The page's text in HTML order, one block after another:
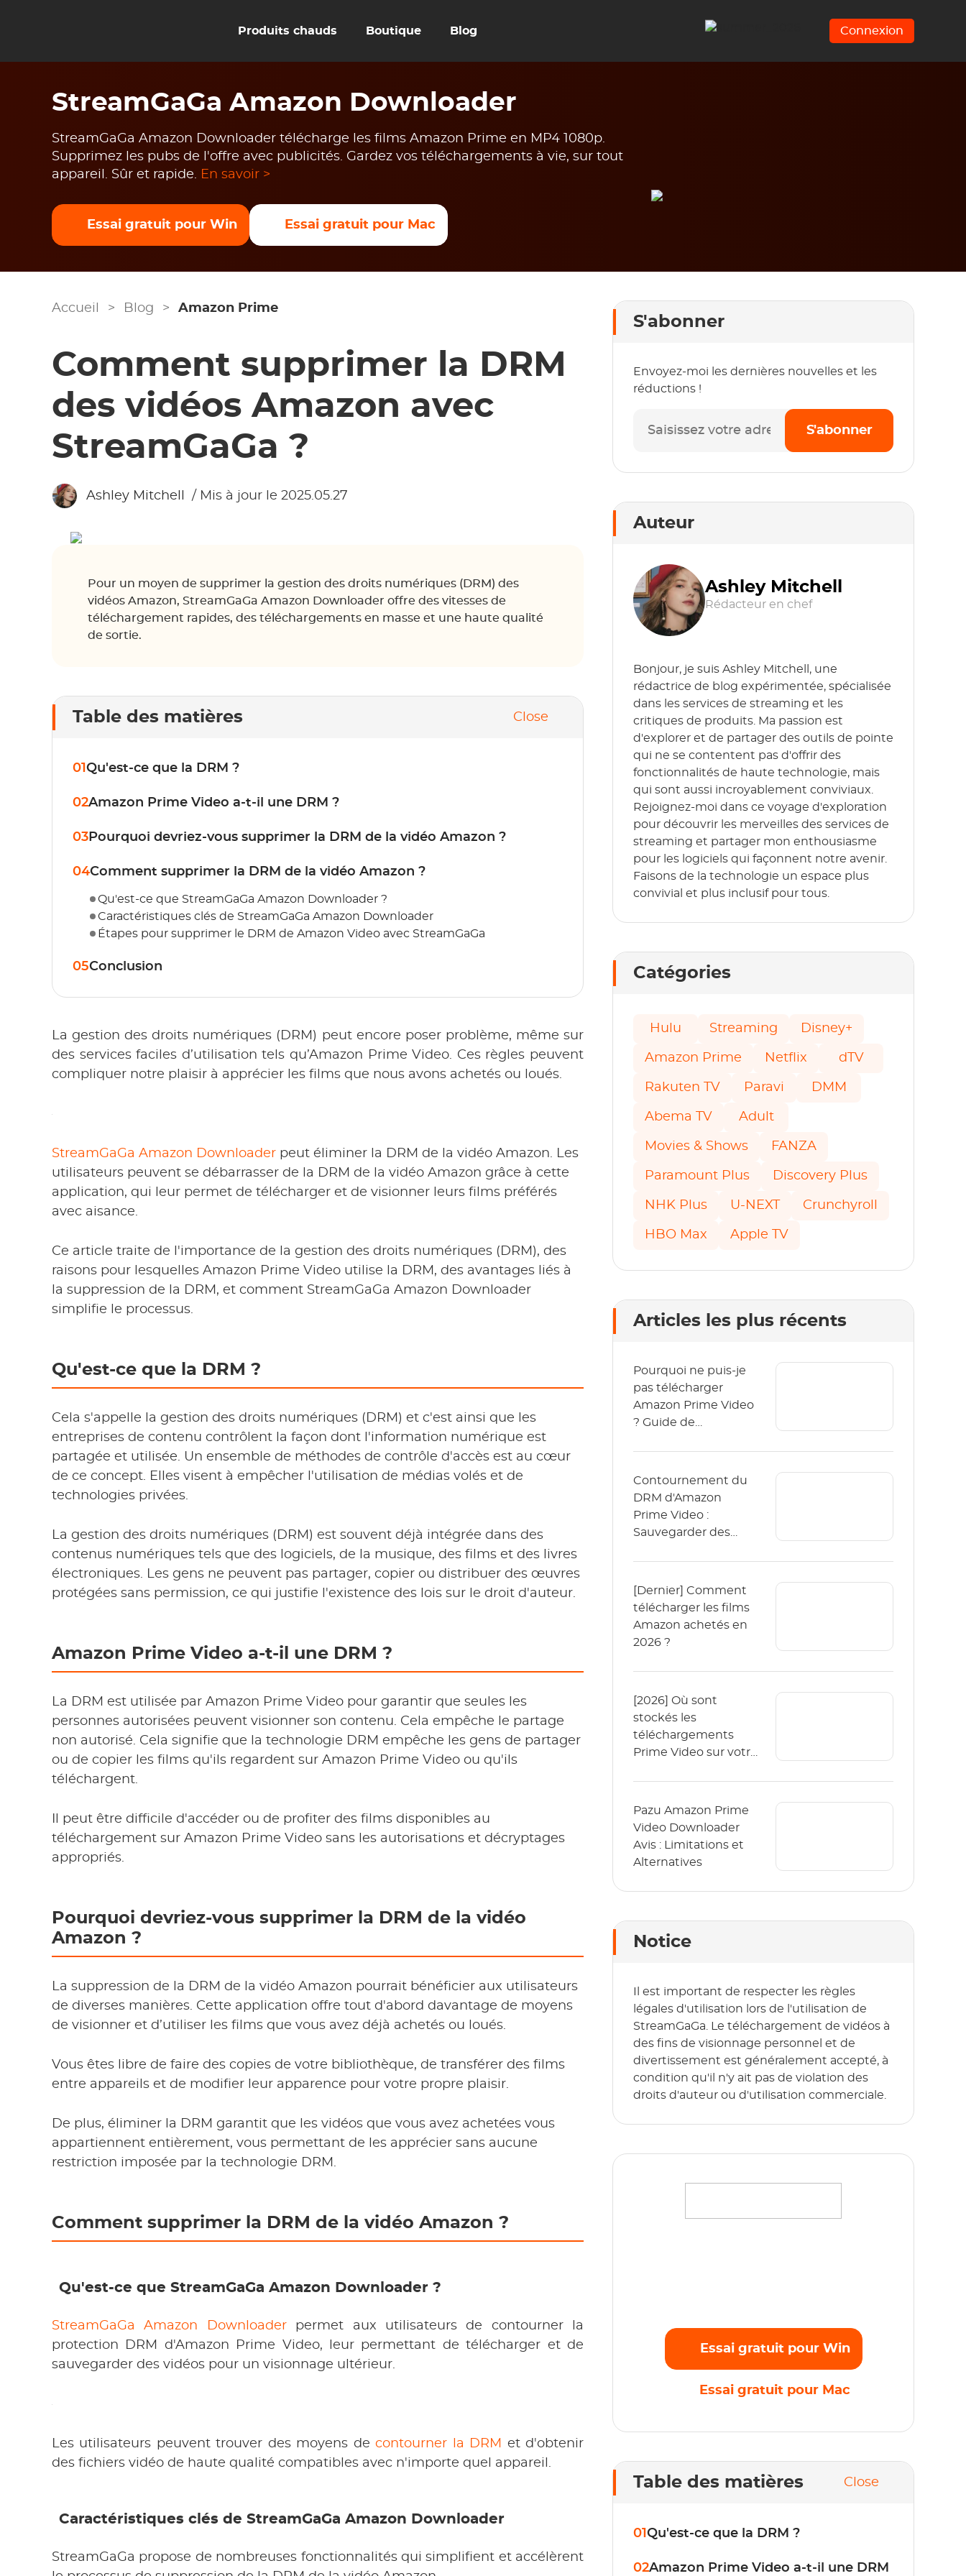
Produits chauds Boutique Blog Connexion
StreamGaGa Amazon Downloader
StreamGaGa Amazon Downloader télécharge les films Amazon Prime en MP4 1080p.
Supprimez les pubs de l'offre avec publicités. Gardez vos téléchargements à vie, sur tout
appareil. Sûr et rapide. En savoir >
Essai gratuit pour Win Essai gratuit pour Mac
Accueil > Blog > Amazon Prime
Comment supprimer la DRM
des vidéos Amazon avec
StreamGaGa ?
Ashley Mitchell / Mis à jour le 2025.05.27
Pour un moyen de supprimer la gestion des droits numériques (DRM) des
vidéos Amazon, StreamGaGa Amazon Downloader offre des vitesses de
téléchargement rapides, des téléchargements en masse et une haute qualité
de sortie.
Table des matières Close
01 Qu'est-ce que la DRM ?
02Amazon Prime Video a-t-il une DRM ?
03 Pourquoi devriez-vous supprimer la DRM de la vidéo Amazon ?
04Comment supprimer la DRM de la vidéo Amazon ?
Qu'est-ce que StreamGaGa Amazon Downloader ?
Caractéristiques clés de StreamGaGa Amazon Downloader
Étapes pour supprimer le DRM de Amazon Video avec StreamGaGa
05Conclusion
La gestion des droits numériques (DRM) peut encore poser problème, même sur
des services faciles d’utilisation tels qu’Amazon Prime Video. Ces règles peuvent
compliquer notre plaisir à apprécier les films que nous avons achetés ou loués.
StreamGaGa Amazon Downloader peut éliminer la DRM de la vidéo Amazon. Les
utilisateurs peuvent se débarrasser de la DRM de la vidéo Amazon grâce à cette
application, qui leur permet de télécharger et de visionner leurs films préférés
avec aisance.
Ce article traite de l'importance de la gestion des droits numériques (DRM), des
raisons pour lesquelles Amazon Prime Video utilise la DRM, des avantages liés à
la suppression de la DRM, et comment StreamGaGa Amazon Downloader
simplifie le processus.
Qu'est-ce que la DRM ?
Cela s'appelle la gestion des droits numériques (DRM) et c'est ainsi que les
entreprises de contenu contrôlent la façon dont l'information numérique est
partagée et utilisée. Un ensemble de méthodes de contrôle d'accès est au cœur
de ce concept. Elles visent à empêcher l'utilisation de médias volés et de
technologies privées.
La gestion des droits numériques (DRM) est souvent déjà intégrée dans des
contenus numériques tels que des logiciels, de la musique, des films et des livres
électroniques. Les gens ne peuvent pas partager, copier ou distribuer des œuvres
protégées sans permission, ce qui justifie l'existence des lois sur le droit d'auteur.
Amazon Prime Video a-t-il une DRM ?
La DRM est utilisée par Amazon Prime Video pour garantir que seules les
personnes autorisées peuvent visionner son contenu. Cela empêche le partage
non autorisé. Cela signifie que la technologie DRM empêche les gens de partager
ou de copier les films qu'ils regardent sur Amazon Prime Video ou qu'ils
téléchargent.
Il peut être difficile d'accéder ou de profiter des films disponibles au
téléchargement sur Amazon Prime Video sans les autorisations et décryptages
appropriés.
Pourquoi devriez-vous supprimer la DRM de la vidéo
Amazon ?
La suppression de la DRM de la vidéo Amazon pourrait bénéficier aux utilisateurs
de diverses manières. Cette application offre tout d'abord davantage de moyens
de visionner et d’utiliser les films que vous avez déjà achetés ou loués.
Vous êtes libre de faire des copies de votre bibliothèque, de transférer des films
entre appareils et de modifier leur apparence pour votre propre plaisir.
De plus, éliminer la DRM garantit que les vidéos que vous avez achetées vous
appartiennent entièrement, vous permettant de les apprécier sans aucune
restriction imposée par la technologie DRM.
Comment supprimer la DRM de la vidéo Amazon ?
Qu'est-ce que StreamGaGa Amazon Downloader ?
StreamGaGa Amazon Downloaderpermet aux utilisateurs de contourner la
protection DRM d'Amazon Prime Video, leur permettant de télécharger et de
sauvegarder des vidéos pour un visionnage ultérieur.
Les utilisateurs peuvent trouver des moyens decontourner la DRM
et d'obtenir
des fichiers vidéo de haute qualité compatibles avec n'importe quel appareil.
Caractéristiques clés de StreamGaGa Amazon Downloader
StreamGaGa propose de nombreuses fonctionnalités qui simplifient et accélèrent
S'abonner
Envoyez-moi les dernières nouvelles et les
réductions !
S'abonner
Auteur
Ashley Mitchell
Rédacteur en chef
Bonjour, je suis Ashley Mitchell, une
rédactrice de blog expérimentée, spécialisée
dans les services de streaming et les
critiques de produits. Ma passion est
d'explorer et de partager des outils de pointe
qui ne se contentent pas d'offrir des
fonctionnalités de haute technologie, mais
qui sont aussi incroyablement conviviaux.
Rejoignez-moi dans ce voyage d'exploration
pour découvrir les merveilles des services de
streaming et partager mon enthousiasme
pour les logiciels qui façonnent notre avenir.
Faisons de la technologie un espace plus
convivial et plus inclusif pour tous.
Catégories
Hulu Streaming Disney+
Amazon Prime Netflix dTV
Rakuten TV Paravi DMM
Abema TV Adult
Movies & Shows FANZA
Paramount Plus Discovery Plus
NHK Plus U-NEXT Crunchyroll
HBO Max Apple TV
Articles les plus récents
Pourquoi ne puis-je
pas télécharger
Amazon Prime Video
? Guide de
Contournement du
DRM d'Amazon
Prime Video :
Sauvegarder des
[Dernier] Comment
télécharger les films
Amazon achetés en
2026 ?
[2026] Où sont
stockés les
téléchargements
Prime Video sur votre
Pazu Amazon Prime
Video Downloader
Avis : Limitations et
Alternatives
Notice
Il est important de respecter les règles
légales d'utilisation lors de l'utilisation de
StreamGaGa. Le téléchargement de vidéos à
des fins de visionnage personnel et de
divertissement est généralement accepté, à
condition qu'il n'y ait pas de violation des
droits d'auteur ou d'utilisation commerciale.
Essai gratuit pour Win
Essai gratuit pour Mac
Table des matières Close
01 Qu'est-ce que la DRM ?
02Amazon Prime Video a-t-il une DRM